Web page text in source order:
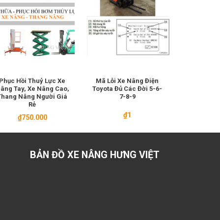
Hồi Thuỷ Lực Xe
Tay, Xe Nâng Cao,
Nâng Người Giá
Rẻ
₫750.000
Mã Lỗi Xe Nâng Điện
Toyota Đủ Các Đời 5-6-
7-8-9
₫1
BẢN ĐỒ XE NÂNG HƯNG VIỆT